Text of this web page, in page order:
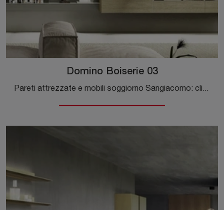
Domino Boiserie 03
Pareti attrezzate e mobili soggiorno Sangiacomo: clicca e scopri il modello Domino Boiserie 03 e potrai impreziosire stanze moderne di ogni tipo.